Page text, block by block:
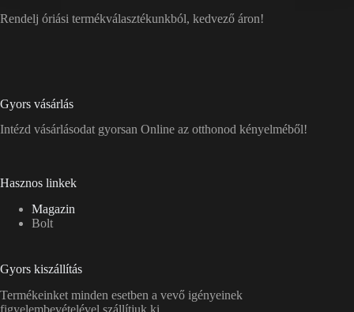
Rendelj óriási termékválasztékunkból, kedvező áron!
Gyors vásárlás
Intézd vásárlásodat gyorsan Online az otthonod kényelméből!
Hasznos linkek
Magazin
Bolt
Gyors kiszállítás
Termékeinket minden esetben a vevő igényeinek
figyelembevételével szállítjuk ki.